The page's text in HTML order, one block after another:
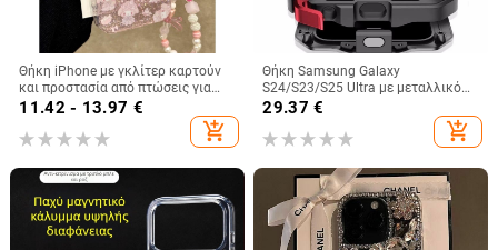
Θήκη iPhone με γκλίτερ καρτούν
και προστασία από πτώσεις για
iPhone 16 Pro Max, 15, 14 Pro, 13
11.42 - 13.97 €
add_shopping_cart
Θήκη Samsung Galaxy
S24/S23/S25 Ultra με μεταλλικό
πίσω κάλυμμα, μηχανουργική
κατεργασία, προσαρμογή, απαγωγή
θερμότητας, αντίσταση στις
29.37 €
add_shopping_cart